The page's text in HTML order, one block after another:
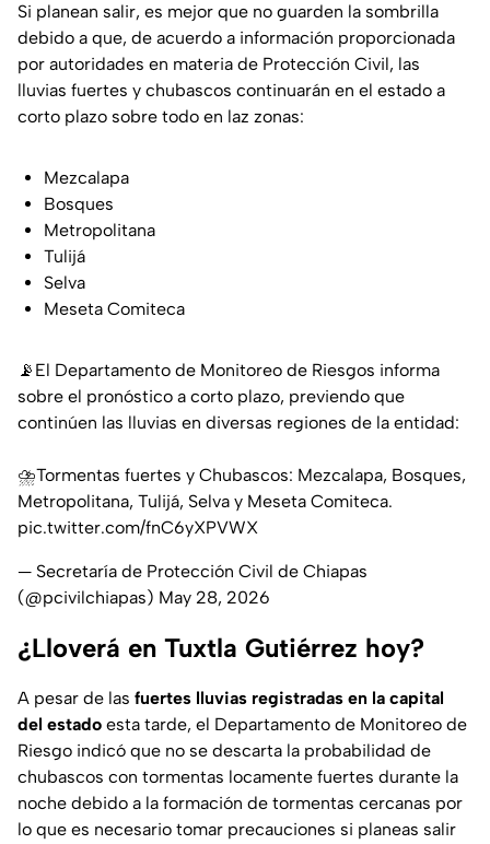
Si planean salir, es mejor que no guarden la sombrilla
debido a que, de acuerdo a información proporcionada
por autoridades en materia de Protección Civil, las
lluvias fuertes y chubascos continuarán en el estado a
corto plazo sobre todo en laz zonas:
Mezcalapa
Bosques
Metropolitana
Tulijá
Selva
Meseta Comiteca
📡El Departamento de Monitoreo de Riesgos informa
sobre el pronóstico a corto plazo, previendo que
continúen las lluvias en diversas regiones de la entidad:
⛈️Tormentas fuertes y Chubascos: Mezcalapa, Bosques,
Metropolitana, Tulijá, Selva y Meseta Comiteca.
pic.twitter.com/fnC6yXPVWX
— Secretaría de Protección Civil de Chiapas
(@pcivilchiapas) May 28, 2026
¿Lloverá en Tuxtla Gutiérrez hoy?
A pesar de las fuertes lluvias registradas en la capital
del estado esta tarde, el Departamento de Monitoreo de
Riesgo indicó que no se descarta la probabilidad de
chubascos con tormentas locamente fuertes durante la
noche debido a la formación de tormentas cercanas por
lo que es necesario tomar precauciones si planeas salir